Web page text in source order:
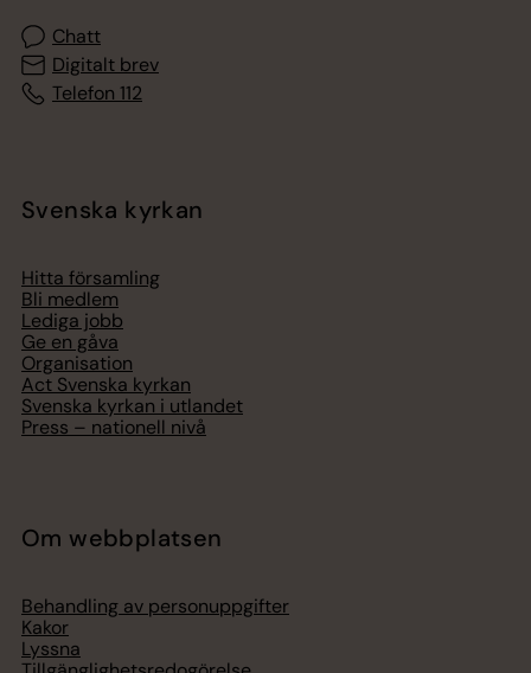
Chatt
Digitalt brev
Telefon 112
Svenska kyrkan
Hitta församling
Bli medlem
Lediga jobb
Ge en gåva
Organisation
Act Svenska kyrkan
Svenska kyrkan i utlandet
Press – nationell nivå
Om webbplatsen
Behandling av personuppgifter
Kakor
Lyssna